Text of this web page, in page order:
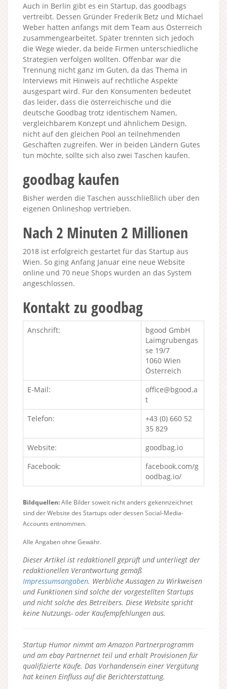
Auch in Berlin gibt es ein Startup, das goodbags
vertreibt. Dessen Gründer Frederik Betz und Michael
Weber hatten anfangs mit dem Team aus Österreich
zusammengearbeitet. Später trennten sich jedoch
die Wege wieder, da beide Firmen unterschiedliche
Strategien verfolgen wollten. Offenbar war die
Trennung nicht ganz im Guten, da das Thema in
Interviews mit Hinweis auf rechtliche Aspekte
ausgespart wird. Für den Konsumenten bedeutet
das leider, dass die österreichische und die
deutsche Goodbag trotz identischem Namen,
vergleichbarem Konzept und ähnlichem Design,
nicht auf den gleichen Pool an teilnehmenden
Geschäften zugreifen. Wer in beiden Ländern Gutes
tun möchte, sollte sich also zwei Taschen kaufen.
goodbag kaufen
Bisher werden die Taschen ausschließlich über den
eigenen Onlineshop vertrieben.
Nach 2 Minuten 2 Millionen
2018 ist erfolgreich gestartet für das Startup aus
Wien. So ging Anfang Januar eine neue Website
online und 70 neue Shops wurden an das System
angeschlossen.
Kontakt zu goodbag
Anschrift:
bgood GmbH
Laimgrubengas
se 19/7
1060 Wien
Österreich
E-Mail:
office@bgood.a
t
Telefon:
+43 (0) 660 52
35 829
Website:
goodbag.io
Facebook:
facebook.com/g
oodbag.io/
Bildquellen:Alle Bilder soweit nicht anders gekennzeichnet
sind der Website des Startups oder dessen Social-Media-
Accounts entnommen.
Alle Angaben ohne Gewähr.
Dieser Artikel ist redaktionell geprüft und unterliegt der
redaktionellen Verantwortung gemäß
Impressumsangaben. Werbliche Aussagen zu Wirkweisen
und Funktionen sind solche der vorgestellten Startups
und nicht solche des Betreibers. Diese Website spricht
keine Nutzungs- oder Kaufempfehlungen aus.
Startup Humor nimmt am Amazon Partnerprogramm
und am ebay Partnernet teil und erhält Provisionen für
qualifizierte Käufe. Das Vorhandensein einer Vergütung
hat keinen Einfluss auf die Berichterstattung.